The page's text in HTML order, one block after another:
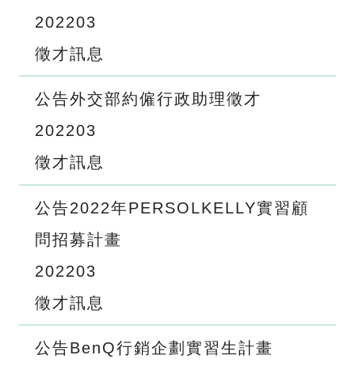
202203
徵才訊息
公告外交部約僱行政助理徵才
202203
徵才訊息
公告2022年PERSOLKELLY實習顧
問招募計畫
202203
徵才訊息
公告BenQ行銷企劃實習生計畫